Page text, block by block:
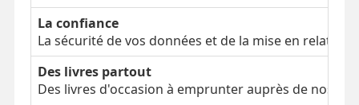
La confiance
La sécurité de vos données et de la mise en relation
Des livres partout
Des livres d'occasion à emprunter auprès de nos